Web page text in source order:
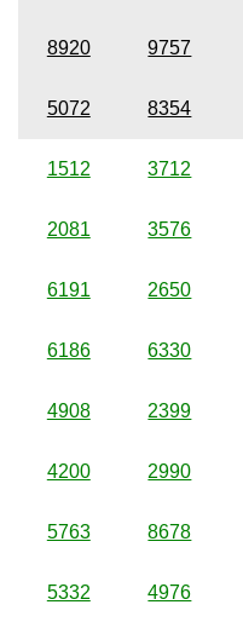
8920 9757
5072 8354
1512 3712
2081 3576
6191 2650
6186 6330
4908 2399
4200 2990
5763 8678
5332 4976